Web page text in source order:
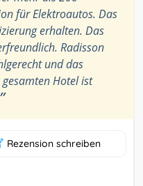
für Elektroautos. Das
erhalten. Das
Radisson
und das
Hotel ist
”
Rezension schreiben